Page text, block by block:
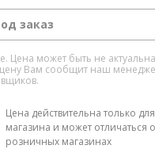
заказ
Цена может быть не
Вам сообщит наш
Цена действительна только
магазина и может отличаться
розничных магазинах